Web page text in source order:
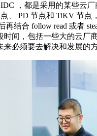
，都是采用的某些云
、 PD 节点和 TiKV 节点
结合 follow read 或者
间，包括一些大的云厂
必须要去解决和发展的